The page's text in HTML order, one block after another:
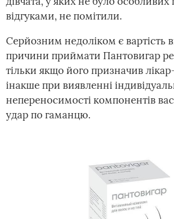
відгуками, не помітили.
Серйозним недоліком є вартість
причини приймати Пантовигар
тільки якщо його призначив
інакше при виявленні
непереносимості компонентів
удар по гаманцю.